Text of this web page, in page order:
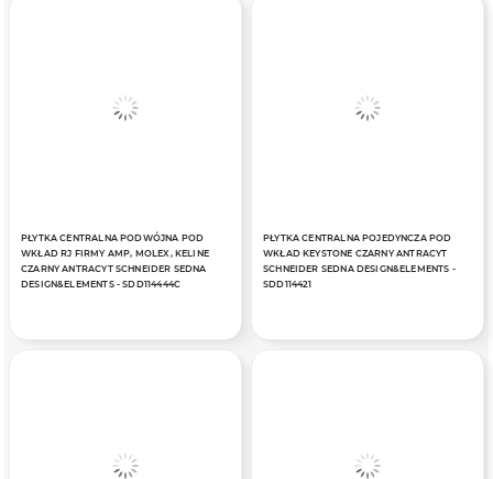
PŁYTKA CENTRALNA PODWÓJNA POD
WKŁAD RJ FIRMY AMP, MOLEX, KELINE
CZARNY ANTRACYT SCHNEIDER SEDNA
DESIGN&ELEMENTS - SDD114444C
PŁYTKA CENTRALNA POJEDYNCZA POD
WKŁAD KEYSTONE CZARNY ANTRACYT
SCHNEIDER SEDNA DESIGN&ELEMENTS -
SDD114421